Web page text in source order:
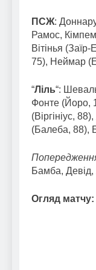
ПСЖ:
Рамос,
Вітінья
75), Неймар
“Ліль“:
Фонте (Йоро,
(Віргініус,
(Балеба, 88),
Бамба,
Огляд матчу: